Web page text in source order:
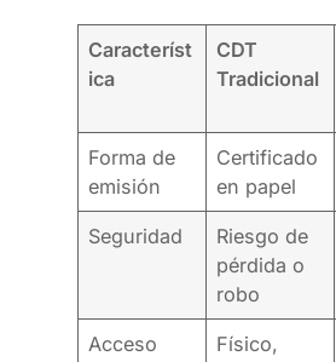
Característ
ica
CDT
Tradicional
Forma de
emisión
Certificado
en papel
Seguridad
Riesgo de
pérdida o
robo
Acceso
Físico,